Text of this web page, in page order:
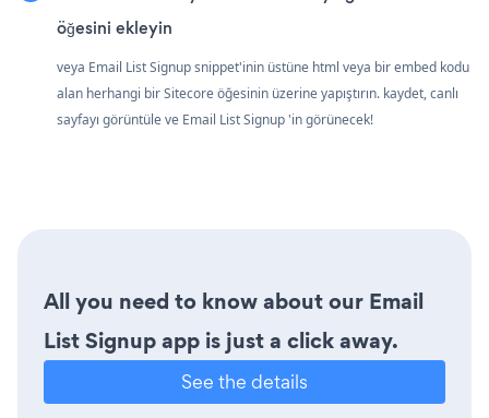
öğesini ekleyin
veya Email List Signup snippet'inin üstüne html veya bir embed kodu
alan herhangi bir Sitecore öğesinin üzerine yapıştırın. kaydet, canlı
sayfayı görüntüle ve Email List Signup 'in görünecek!
All you need to know about our Email
List Signup app is just a click away.
See the details